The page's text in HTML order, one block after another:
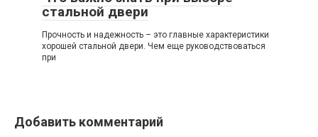
стальной двери
Прочность и надежность – это главные характеристики
хорошей стальной двери. Чем еще руководствоваться
при
Добавить комментарий